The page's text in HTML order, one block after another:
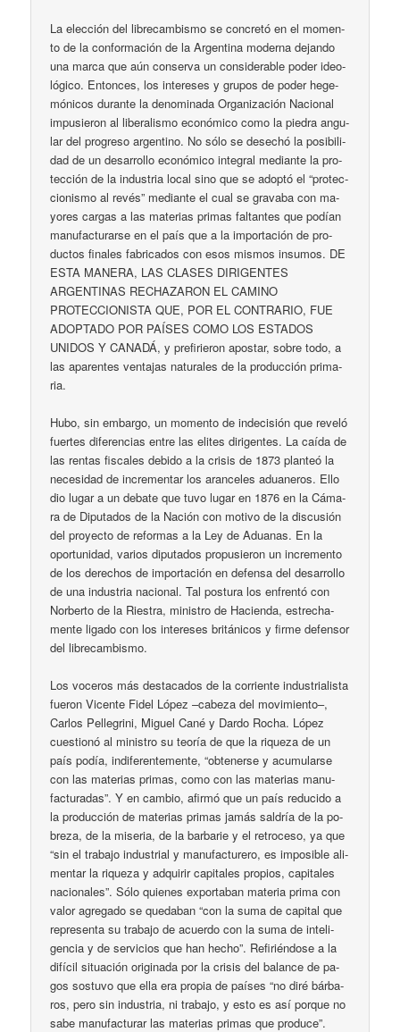
La elec­ción del li­bre­cam­bis­mo se con­cre­tó en el mo­men­
to de la con­for­ma­ción de la Ar­gen­ti­na mo­der­na de­jan­do
una mar­ca que aún con­ser­va un con­si­de­ra­ble po­der ideo­
ló­gi­co. En­ton­ces, los in­te­re­ses y gru­pos de po­der he­ge­
mó­ni­cos du­ran­te la de­no­mi­na­da Or­ga­ni­za­ción Na­cio­nal
im­pu­sie­ron al li­be­ra­lis­mo eco­nó­mi­co co­mo la pie­dra an­gu­
lar del pro­gre­so ar­gen­ti­no. No só­lo se de­se­chó la po­si­bi­li­
dad de un de­sa­rro­llo eco­nó­mi­co in­te­gral me­dian­te la pro­
tec­ción de la in­dus­tria lo­cal si­no que se adop­tó el “pro­tec­
cio­nis­mo al re­vés” me­dian­te el cual se gra­va­ba con ma­
yo­res car­gas a las ma­te­rias pri­mas fal­tan­tes que po­dían
ma­nu­fac­tu­rar­se en el país que a la im­por­ta­ción de pro­
duc­tos fi­na­les fa­bri­ca­dos con esos mis­mos in­su­mos. DE
ESTA MANERA, LAS CLASES DIRIGENTES
ARGENTINAS RECHAZARON EL CAMINO
PROTECCIONISTA QUE, POR EL CONTRARIO, FUE
ADOPTADO POR PAÍSES COMO LOS ESTADOS
UNIDOS Y CANADÁ, y pre­fi­rie­ron apos­tar, so­bre to­do, a
las apa­ren­tes ven­ta­jas na­tu­ra­les de la pro­duc­ción pri­ma­
ria.
Hu­bo, sin em­bar­go, un mo­men­to de in­de­ci­sión que re­ve­ló
fuer­tes di­fe­ren­cias en­tre las eli­tes di­ri­gen­tes. La caí­da de
las ren­tas fis­ca­les de­bi­do a la cri­sis de 1873 plan­teó la
ne­ce­si­dad de in­cre­men­tar los aran­ce­les adua­ne­ros. Ello
dio lu­gar a un de­ba­te que tu­vo lu­gar en 1876 en la Cá­ma­
ra de Di­pu­ta­dos de la Na­ción con mo­ti­vo de la dis­cu­sión
del pro­yec­to de re­for­mas a la Ley de Adua­nas. En la
opor­tu­ni­dad, va­rios di­pu­ta­dos pro­pu­sie­ron un in­cre­men­to
de los de­re­chos de im­por­ta­ción en de­fen­sa del de­sa­rro­llo
de una in­dus­tria na­cio­nal. Tal pos­tu­ra los en­fren­tó con
Nor­ber­to de la Ries­tra, mi­nis­tro de Ha­cien­da, es­tre­cha­
men­te li­ga­do con los in­te­re­ses bri­tá­ni­cos y fir­me de­fen­sor
del li­bre­cam­bis­mo.
Los vo­ce­ros más des­ta­ca­dos de la co­rrien­te in­dus­tria­lis­ta
fue­ron Vi­cen­te Fi­del Ló­pez –ca­be­za del mo­vi­mien­to–,
Car­los Pe­lle­gri­ni, Mi­guel Ca­né y Dar­do Ro­cha. Ló­pez
cues­tio­nó al mi­nis­tro su teo­ría de que la ri­que­za de un
país po­día, in­di­fe­ren­te­men­te, “ob­te­ner­se y acu­mu­lar­se
con las ma­te­rias pri­mas, co­mo con las ma­te­rias ma­nu­
fac­tu­ra­das”. Y en cam­bio, afir­mó que un país re­du­ci­do a
la pro­duc­ción de ma­te­rias pri­mas ja­más sal­dría de la po­
bre­za, de la mi­se­ria, de la bar­ba­rie y el re­tro­ce­so, ya que
“sin el tra­ba­jo in­dus­trial y ma­nu­fac­tu­re­ro, es im­po­si­ble ali­
men­tar la ri­que­za y ad­qui­rir ca­pi­ta­les pro­pios, ca­pi­ta­les
na­cio­na­les”. Só­lo quie­nes ex­por­ta­ban ma­te­ria pri­ma con
va­lor agre­ga­do se que­da­ban “con la su­ma de ca­pi­tal que
re­pre­sen­ta su tra­ba­jo de acuer­do con la su­ma de in­te­li­
gen­cia y de ser­vi­cios que han he­cho”. Re­fi­rién­do­se a la
di­fí­cil si­tua­ción ori­gi­na­da por la cri­sis del ba­lan­ce de pa­
gos sos­tu­vo que ella era pro­pia de paí­ses “no di­ré bár­ba­
ros, pe­ro sin in­dus­tria, ni tra­ba­jo, y es­to es así por­que no
sa­be ma­nu­fac­tu­rar las ma­te­rias pri­mas que pro­du­ce”.